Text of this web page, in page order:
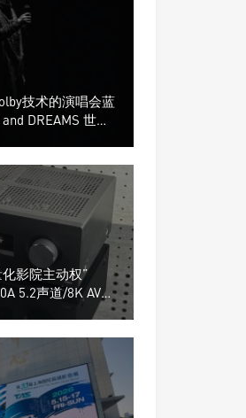
技术的演唱会蓝
DREAMS 世界
影院主动权”
5.2声道/8K AV放